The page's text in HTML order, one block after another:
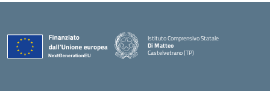
Istituto Comprensivo Statale
Di Matteo
Castelvetrano (TP)